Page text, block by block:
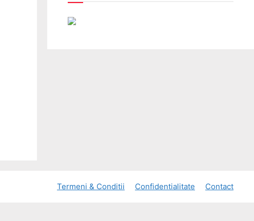
Termeni & Conditii Confidentialitate Contact